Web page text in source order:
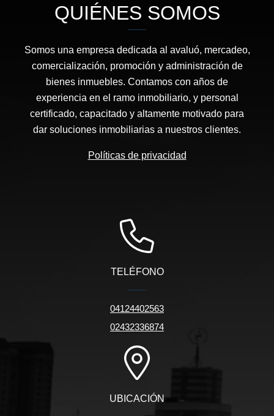
QUIÉNES SOMOS
Somos una empresa dedicada al avaluó, mercadeo,
comercialización, promoción y administración de
bienes inmuebles. Contamos con años de
experiencia en el ramo inmobiliario, y personal
certificado, capacitado y altamente motivado para
dar soluciones inmobiliarias a nuestros clientes.
Políticas de privacidad
TELÉFONO
04124402563
02432336874
UBICACIÓN